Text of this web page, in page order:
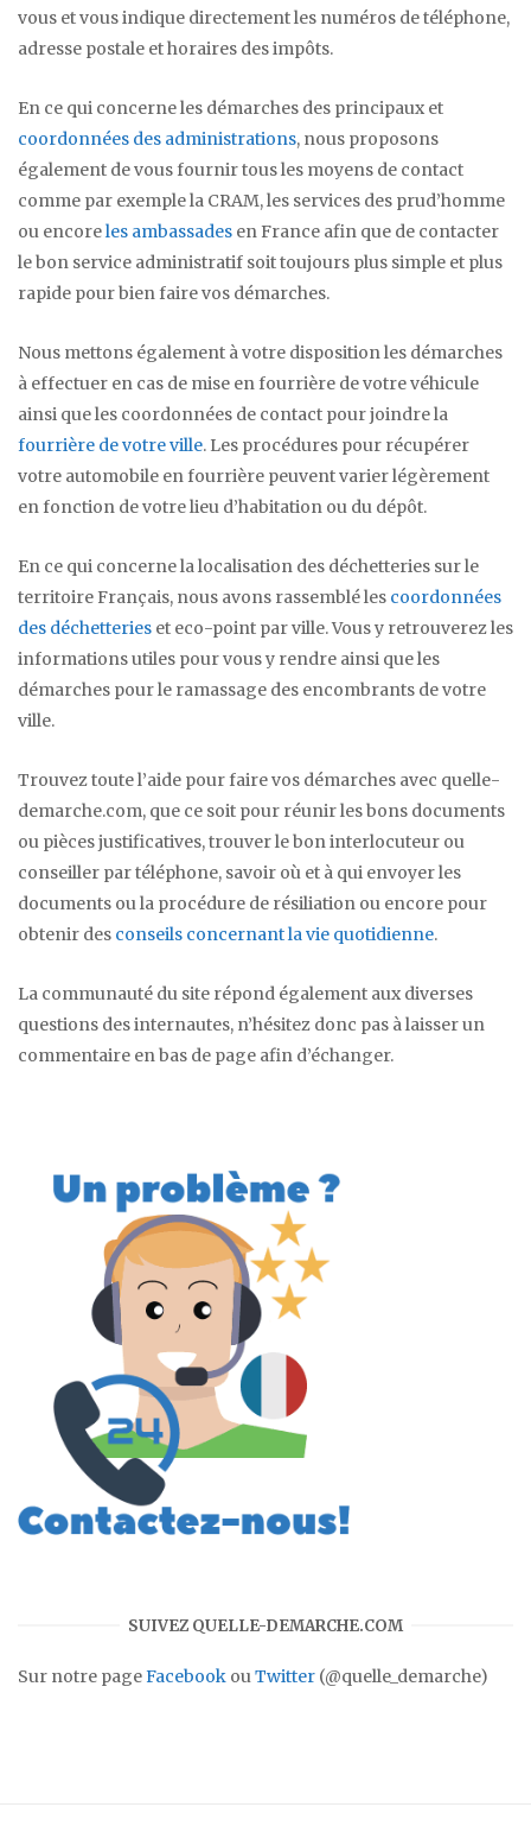
vous et vous indique directement les numéros de téléphone,
adresse postale et horaires des impôts.
En ce qui concerne les démarches des principaux et
coordonnées des administrations, nous proposons
également de vous fournir tous les moyens de contact
comme par exemple la CRAM, les services des prud’homme
ou encoreles ambassades en France afin que de contacter
le bon service administratif soit toujours plus simple et plus
rapide pour bien faire vos démarches.
Nous mettons également à votre disposition les démarches
à effectuer en cas de mise en fourrière de votre véhicule
ainsi que les coordonnées de contact pour joindre la
fourrière de votre ville. Les procédures pour récupérer
votre automobile en fourrière peuvent varier légèrement
en fonction de votre lieu d’habitation ou du dépôt.
En ce qui concerne la localisation des déchetteries sur le
territoire Français, nous avons rassemblé les coordonnées
des déchetteries et eco-point par ville. Vous y retrouverez les
informations utiles pour vous y rendre ainsi que les
démarches pour le ramassage des encombrants de votre
ville.
Trouvez toute l’aide pour faire vos démarches avec quelle-
demarche.com, que ce soit pour réunir les bons documents
ou pièces justificatives, trouver le bon interlocuteur ou
conseiller par téléphone, savoir où et à qui envoyer les
documents ou la procédure de résiliation ou encore pour
obtenir des conseils concernant la vie quotidienne.
La communauté du site répond également aux diverses
questions des internautes, n’hésitez donc pas à laisser un
commentaire en bas de page afin d’échanger.
SUIVEZ QUELLE-DEMARCHE.COM
Sur notre pageFacebook ou Twitter (@quelle_demarche)